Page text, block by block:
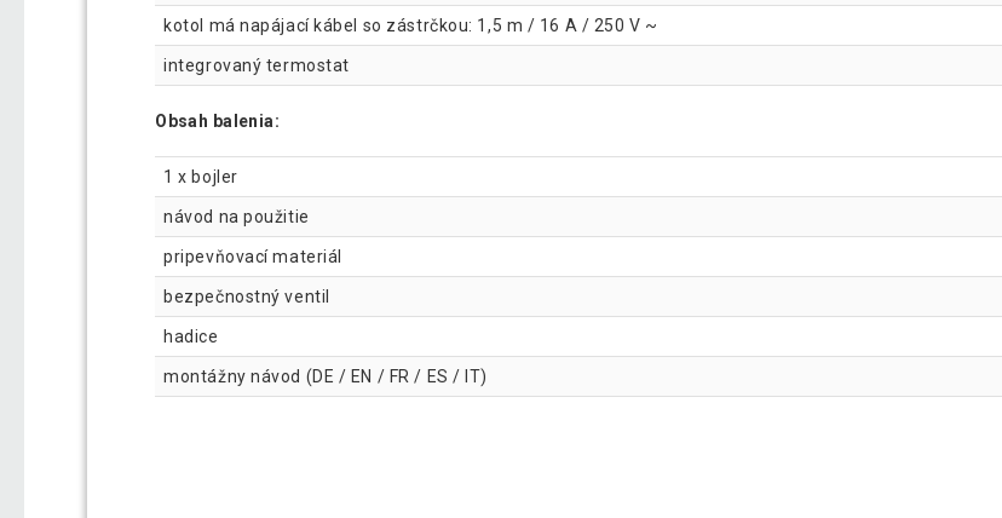
kotol má napájací kábel so zástrčkou: 1,5 m / 16 A / 250 V ~
integrovaný termostat
Obsah balenia:
1 x bojler
návod na použitie
pripevňovací materiál
bezpečnostný ventil
hadice
montážny návod (DE / EN / FR / ES / IT)